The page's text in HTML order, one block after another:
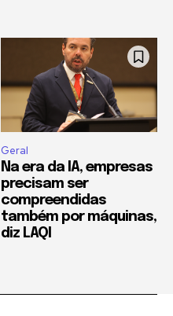
Geral
Na era da IA, empresas
precisam ser
compreendidas
também por máquinas,
diz LAQI